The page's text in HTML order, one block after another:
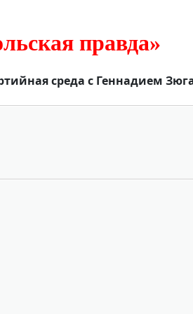
правда»
среда с Геннадием